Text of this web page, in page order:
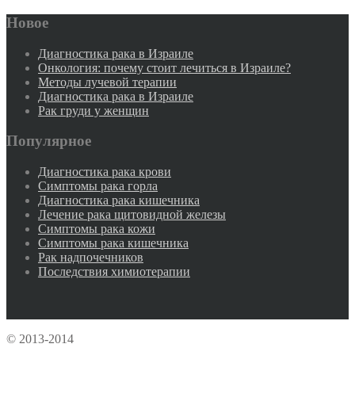
Новое
Диагностика рака в Израиле
Онкология: почему стоит лечиться в Израиле?
Методы лучевой терапии
Диагностика рака в Израиле
Рак груди у женщин
Популярное
Диагностика рака крови
Симптомы рака горла
Диагностика рака кишечника
Лечение рака щитовидной железы
Симптомы рака кожи
Симптомы рака кишечника
Рак надпочечников
Последствия химиотерапии
© 2013-2014